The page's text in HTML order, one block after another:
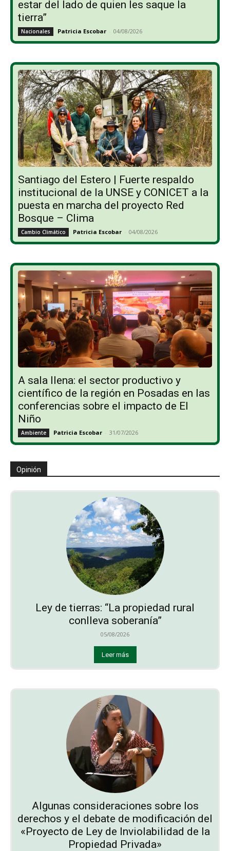
estar del lado de quien les saque la
tierra”
Nacionales Patricia Escobar - 04/08/2026
Santiago del Estero | Fuerte respaldo
institucional de la UNSE y CONICET a la
puesta en marcha del proyecto Red
Bosque – Clima
Cambio Climático Patricia Escobar - 04/08/2026
A sala llena: el sector productivo y
científico de la región en Posadas en las
conferencias sobre el impacto de El
Niño
Ambiente Patricia Escobar - 31/07/2026
Opinión
Ley de tierras: “La propiedad rural
conlleva soberanía”
05/08/2026
Leer más
Algunas consideraciones sobre los
derechos y el debate de modificación del
«Proyecto de Ley de Inviolabilidad de la
Propiedad Privada»